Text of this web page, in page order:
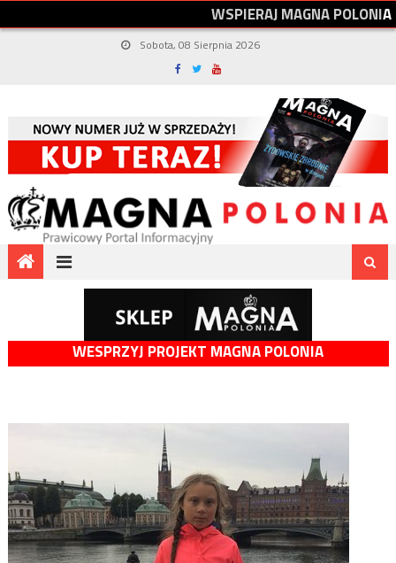
WSPIERAJMAGNAPOLONIA
Sobota, 08 Sierpnia 2026
WESPRZYJ PROJEKT MAGNA POLONIA